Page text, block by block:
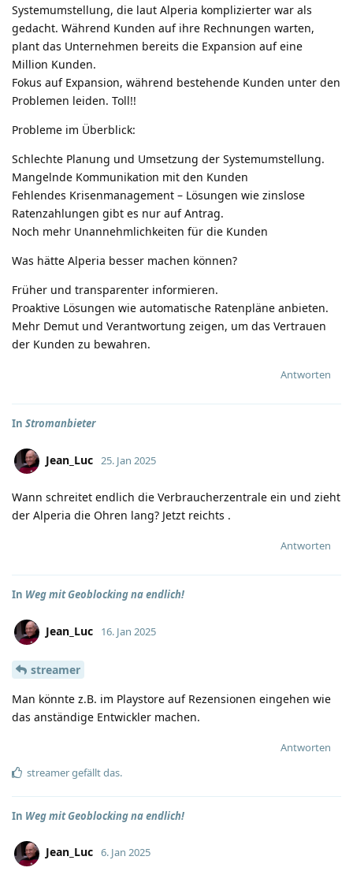
Systemumstellung, die laut Alperia komplizierter war als
gedacht. Während Kunden auf ihre Rechnungen warten,
plant das Unternehmen bereits die Expansion auf eine
Million Kunden.
Fokus auf Expansion, während bestehende Kunden unter den
Problemen leiden. Toll!!
Probleme im Überblick:
Schlechte Planung und Umsetzung der Systemumstellung.
Mangelnde Kommunikation mit den Kunden
Fehlendes Krisenmanagement – Lösungen wie zinslose
Ratenzahlungen gibt es nur auf Antrag.
Noch mehr Unannehmlichkeiten für die Kunden
Was hätte Alperia besser machen können?
Früher und transparenter informieren.
Proaktive Lösungen wie automatische Ratenpläne anbieten.
Mehr Demut und Verantwortung zeigen, um das Vertrauen
der Kunden zu bewahren.
Antworten
In Stromanbieter
Jean_Luc 25. Jan 2025
Wann schreitet endlich die Verbraucherzentrale ein und zieht
der Alperia die Ohren lang? Jetzt reichts .
Antworten
In Weg mit Geoblocking na endlich!
Jean_Luc 16. Jan 2025
streamer
Man könnte z.B. im Playstore auf Rezensionen eingehen wie
das anständige Entwickler machen.
Antworten
streamergefällt das.
In Weg mit Geoblocking na endlich!
Jean_Luc 6. Jan 2025